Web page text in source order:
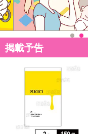
掲載予告